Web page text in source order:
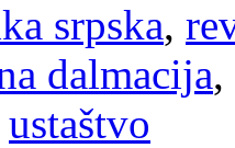
srpska,
dalmacija,
ustaštvo